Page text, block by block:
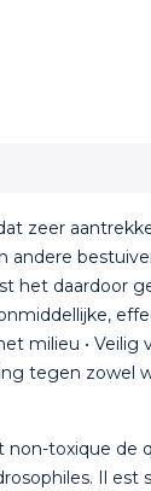
zeer
andere
het daardoor
milieu • Veilig
tegen zowel
non-toxique de
Il est